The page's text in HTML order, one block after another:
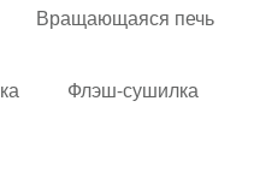
Вращающаяся печь
Флэш-сушилка